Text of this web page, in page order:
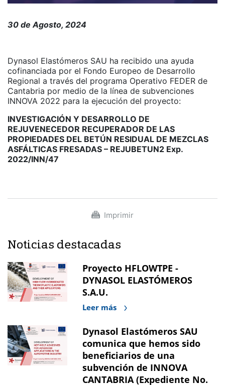
30 de Agosto, 2024
Dynasol Elastómeros SAU ha recibido una ayuda
cofinanciada por el Fondo Europeo de Desarrollo
Regional a través del programa Operativo FEDER de
Cantabria por medio de la línea de subvenciones
INNOVA 2022 para la ejecución del proyecto:
INVESTIGACIÓN Y DESARROLLO DE
REJUVENECEDOR RECUPERADOR DE LAS
PROPIEDADES DEL BETÚN RESIDUAL DE MEZCLAS
ASFÁLTICAS FRESADAS – REJUBETUN2 Exp.
2022/INN/47
Imprimir
Noticias destacadas
Proyecto HFLOWTPE -
DYNASOL ELASTÓMEROS
S.A.U.
Leer más
Dynasol Elastómeros SAU
comunica que hemos sido
beneficiarios de una
subvención de INNOVA
CANTABRIA (Expediente No.